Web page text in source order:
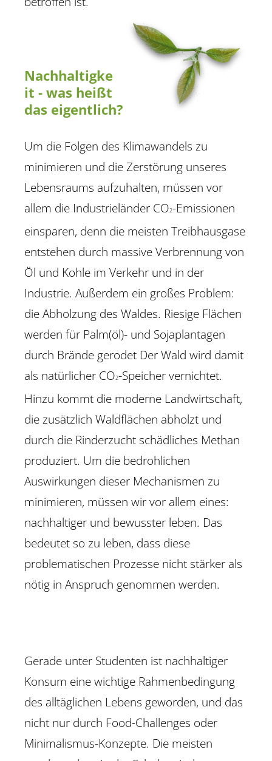
Nachhaltigke
it - was heißt
das eigentlich?
Um die Folgen des Klimawandels zu
minimieren und die Zerstörung unseres
Lebensraums aufzuhalten, müssen vor
allem die Industrieländer CO2-Emissionen
einsparen, denn die meisten Treibhausgase
entstehen durch massive Verbrennung von
Öl und Kohle im Verkehr und in der
Industrie. Außerdem ein großes Problem:
die Abholzung des Waldes. Riesige Flächen
werden für Palm(öl)- und Sojaplantagen
durch Brände gerodet Der Wald wird damit
als natürlicher CO2-Speicher vernichtet.
Hinzu kommt die moderne Landwirtschaft,
die zusätzlich Waldflächen abholzt und
durch die Rinderzucht schädliches Methan
produziert. Um die bedrohlichen
Auswirkungen dieser Mechanismen zu
minimieren, müssen wir vor allem eines:
nachhaltiger und bewusster leben. Das
bedeutet so zu leben, dass diese
problematischen Prozesse nicht stärker als
nötig in Anspruch genommen werden.
Gerade unter Studenten ist nachhaltiger
Konsum eine wichtige Rahmenbedingung
des alltäglichen Lebens geworden, und das
nicht nur durch Food-Challenges oder
Minimalismus-Konzepte. Die meisten